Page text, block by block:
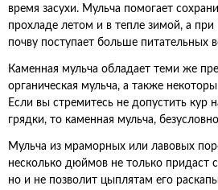
время засухи. Мульча помогает
прохладе летом и в тепле зимой, а
почву поступает больше питательных
Каменная мульча обладает теми же
органическая мульча, а также
Если вы стремитесь не допустить кур
грядки, то каменная мульча,
Мульча из мраморных или лавовых
несколько дюймов не только придаст
но и не позволит цыплятам его